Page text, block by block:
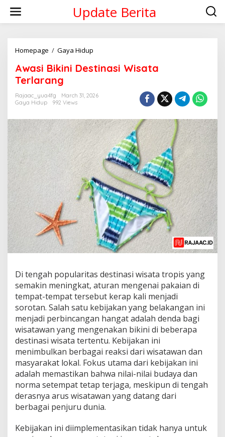
content
Update Berita
Homepage / Gaya Hidup
Destinasi
Awasi Bikini Destinasi Wisata
Terlarang
Rajaac_yua4fg
March 31, 2026
Gaya Hidup
992 Views
Di tengah popularitas destinasi wisata tropis yang
semakin meningkat, aturan mengenai pakaian di
tempat-tempat tersebut kerap kali menjadi
sorotan. Salah satu kebijakan yang belakangan ini
menjadi perbincangan hangat adalah denda bagi
wisatawan yang mengenakan bikini di beberapa
destinasi wisata tertentu. Kebijakan ini
menimbulkan berbagai reaksi dari wisatawan dan
masyarakat lokal. Fokus utama dari kebijakan ini
adalah memastikan bahwa nilai-nilai budaya dan
norma setempat tetap terjaga, meskipun di tengah
derasnya arus wisatawan yang datang dari
berbagai penjuru dunia.
Kebijakan ini diimplementasikan tidak hanya untuk